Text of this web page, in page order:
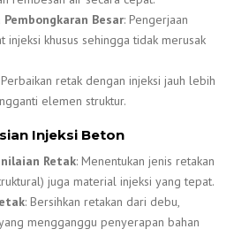
Besar: Pengerjaan
injeksi khusus sehingga tidak merusak
Perbaikan retak dengan injeksi jauh lebih
elemen struktur.
Injeksi Beton
Retak: Menentukan jenis retakan
juga material injeksi yang tepat.
: Bersihkan retakan dari debu,
mengganggu penyerapan bahan